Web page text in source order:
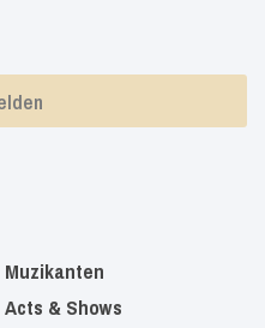
Muzikanten
Acts & Shows